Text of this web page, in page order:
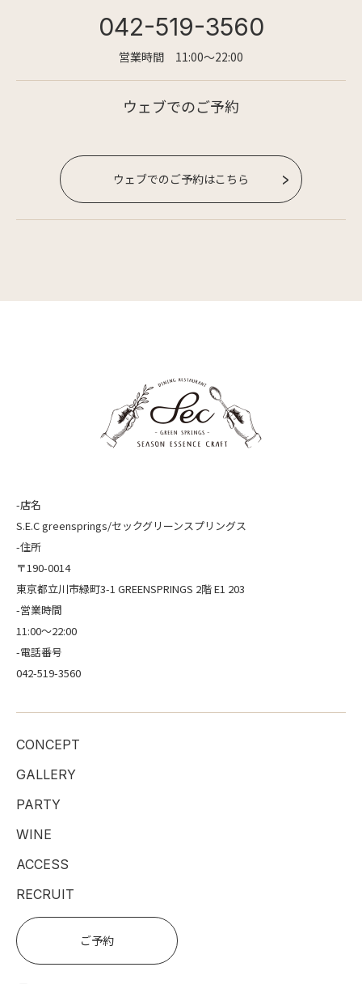
042-519-3560
営業時間 11:00〜22:00
ウェブでのご予約
ウェブでのご予約はこちら
-店名
S.E.C greensprings/セックグリーンスプリングス
-住所
〒190-0014
東京都立川市緑町3-1 GREENSPRINGS 2階 E1 203
-営業時間
11:00〜22:00
-電話番号
042-519-3560
CONCEPT
GALLERY
PARTY
WINE
ACCESS
RECRUIT
ご予約